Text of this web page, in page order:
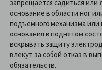
запрещается садиться или
основание в области ног
подъемного механизма
основания в поднятом
вскрывать защиту
влекут за собой отказ в
обязательств.